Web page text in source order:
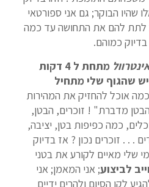
שהיו הבוקר; גם אני ספורטאי
לתת להם את התחושה עד כמה
כמוהם.
מתחת ל 4 דקות
אני מרגיש שהגוף שלי מתחיל
כמה אוכל להחזיק את המהירות
מדברת" ! זוכרים, הבטן,
כמה כפיפות בטן, יציבה,
. . . זוכרים נכון ? אז בדיוק
הפנימי שלי מאיים לקורע את בטני
לביצוע; אני המאמן; אני
לקו הסיום ולהרים ידיים